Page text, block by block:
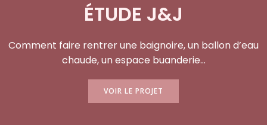
ÉTUDE J&J
Comment faire rentrer une baignoire, un ballon d’eau
chaude, un espace buanderie…
VOIR LE PROJET